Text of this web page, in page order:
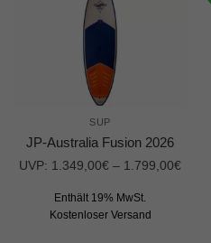
SUP
JP-Australia Fusion 2026
UVP: 1.349,00€ – 1.799,00€
Enthält 19% MwSt.
Kostenloser Versand